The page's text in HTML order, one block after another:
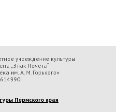
учреждение культуры
„Знак Почёта“
им. А. М. Горького»
Пермского края